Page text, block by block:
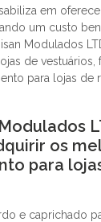
em
um custo
Modulados
de
para lojas de
os
para
e caprichado